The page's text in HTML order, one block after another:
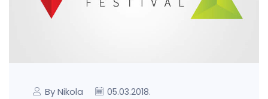
By Nikola 05.03.2018.